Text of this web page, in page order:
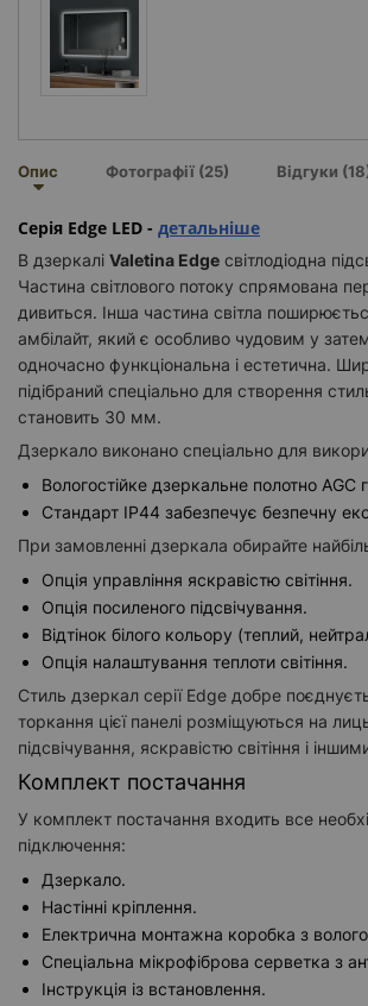
Опис Фотографії (25) Відгуки
Серія Edge LED - детальніше
В дзеркалі Valetina Edge світлодіодна
Частина світлового потоку спрямована
дивиться. Інша частина світла
амбілайт, який є особливо чудовим у
одночасно функціональна і естетична.
підібраний спеціально для створення
становить 30 мм.
Дзеркало виконано спеціально для
Вологостійке дзеркальне полотно
Стандарт IP44 забезпечує безпечну
При замовленні дзеркала обирайте
Опція управління яскравістю світіння.
Опція посиленого підсвічування.
Відтінок білого кольору (теплий,
Опція налаштування теплоти світіння.
Стиль дзеркал серії Edge добре
торкання цієї панелі розміщуються на
підсвічування, яскравістю світіння і
Комплект постачання
У комплект постачання входить все
підключення:
Дзеркало.
Настінні кріплення.
Електрична монтажна коробка з
Спеціальна мікрофіброва серветка з
Інструкція із встановлення.